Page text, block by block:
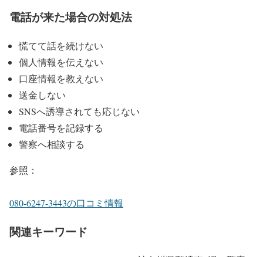
電話が来た場合の対処法
慌てて話を続けない
個人情報を伝えない
口座情報を教えない
送金しない
SNSへ誘導されても応じない
電話番号を記録する
警察へ相談する
参照：
080-6247-3443の口コミ情報
関連キーワード